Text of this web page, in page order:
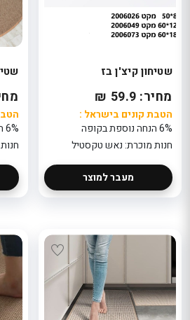
שטיחון קיצ'ן בז
מחיר: 59.9 ₪
הטבת קונים בישראל :
6% הנחה נוספת בקופה
חנות מוכרת: נאש טקסטיל
מעבר למוצר
6% הנחה נוספת בקופה